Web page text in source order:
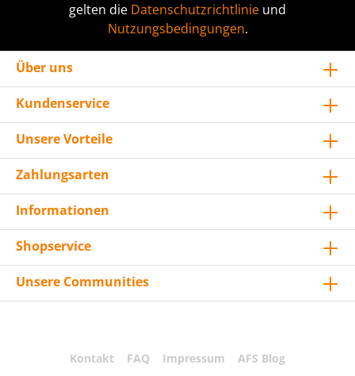
gelten die Datenschutzrichtlinie und
Nutzungsbedingungen.
Über uns
Kundenservice
Unsere Vorteile
Zahlungsarten
Informationen
Shopservice
Unsere Communities
Kontakt FAQ Impressum AFS Blog